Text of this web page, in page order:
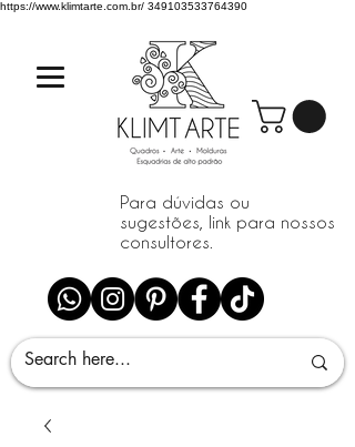
https://www.klimtarte.com.br/ 349103533764390
Para dúvidas ou
sugestões, link para nossos
consultores.